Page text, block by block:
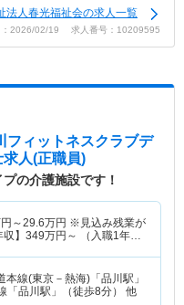
法人春光福祉会の求人一覧
：2026/02/19 求人番号：10209595
フィットネスクラブデ
人(正職員)
の介護施設です！
～29.6万円 ※見込み残業が
】 349万円～
（入職1年目
本線(東京－熱海)「品川駅」
「品川駅」（徒歩8分） 他